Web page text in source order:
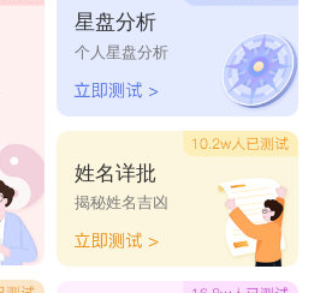
星盘分析
个人星盘分析
姓名详批
揭秘姓名吉凶